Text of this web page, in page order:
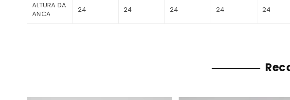
ALTURA DA
ANCA
24 24 24 24 24